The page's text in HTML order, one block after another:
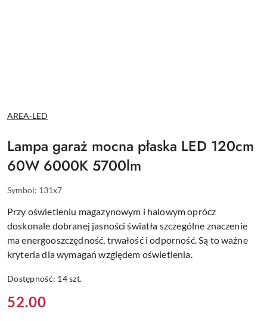
NAZWA
PRODUCENTA:
AREA-LED
Lampa garaż mocna płaska LED 120cm
60W 6000K 5700lm
Symbol: 131x7
Przy oświetleniu magazynowym i halowym oprócz
doskonale dobranej jasności światła szczególne znaczenie
ma energooszczędność, trwałość i odporność. Są to ważne
kryteria dla wymagań względem oświetlenia.
Dostępność: 14szt.
Cena:
52.00